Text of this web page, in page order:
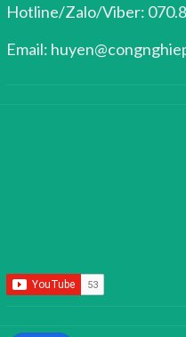
Hotline/Zalo/Viber:
Email: